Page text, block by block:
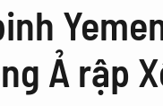
Ả rập